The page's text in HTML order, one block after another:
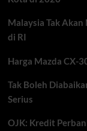
di
yang
Taksi
Malaysia Tak
di RI
Harga Mazda CX-
Tak Boleh
Serius
OJK: Kredit